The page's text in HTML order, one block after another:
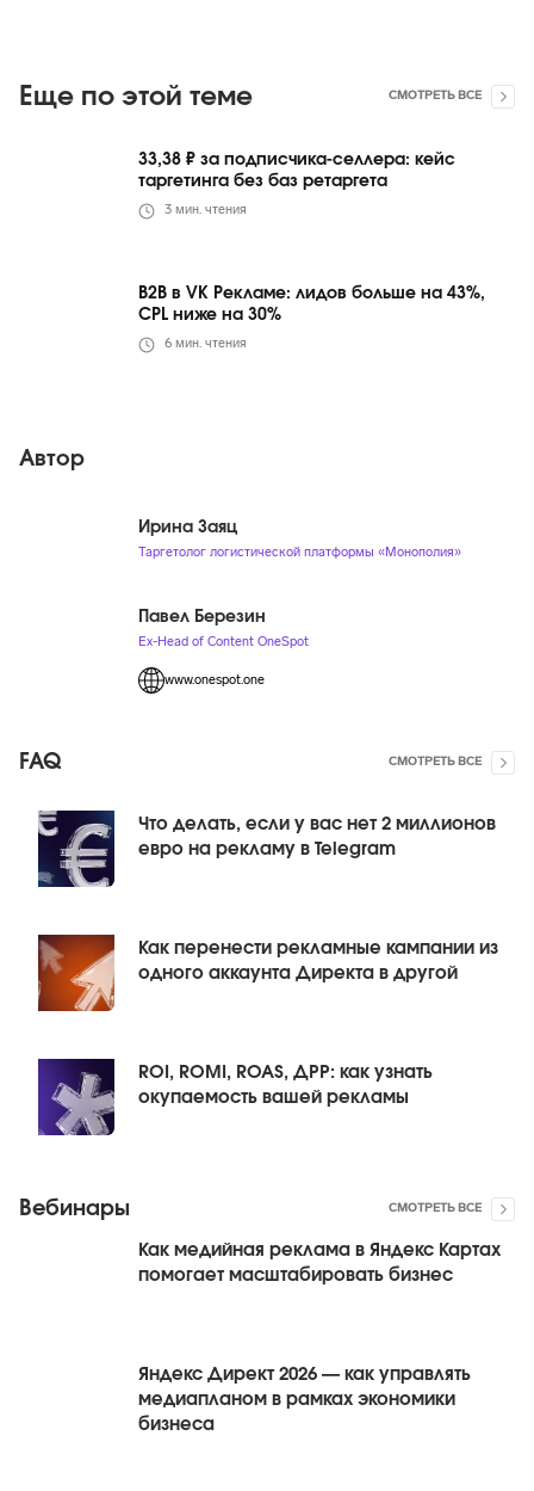
Еще по этой теме СМОТРЕТЬ ВСЕ
33,38 ₽ за подписчика-селлера: кейс
таргетинга без баз ретаргета
3 мин. чтения
B2B в VK Рекламе: лидов больше на 43%,
CPL ниже на 30%
6 мин. чтения
Автор
Ирина Заяц
Таргетолог логистической платформы «Монополия»
Павел Березин
Ex-Head of Content OneSpot
www.onespot.one
FAQ СМОТРЕТЬ ВСЕ
Что делать, если у вас нет 2 миллионов
евро на рекламу в Telegram
Как перенести рекламные кампании из
одного аккаунта Директа в другой
ROI, ROMI, ROAS, ДРР: как узнать
окупаемость вашей рекламы
Вебинары СМОТРЕТЬ ВСЕ
Как медийная реклама в Яндекс Картах
помогает масштабировать бизнес
Яндекс Директ 2026 — как управлять
медиапланом в рамках экономики
бизнеса